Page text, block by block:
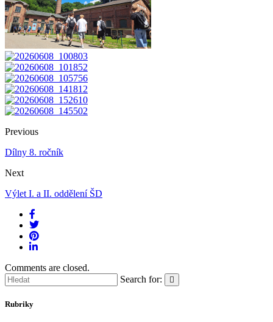
Previous
Dílny 8. ročník
Next
Výlet I. a II. oddělení ŠD
Comments are closed.
Search for:
Rubriky